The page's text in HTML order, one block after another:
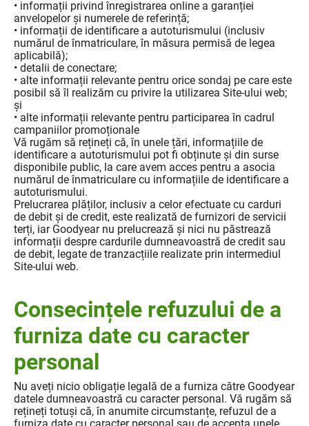
• informații privind înregistrarea online a garanției
anvelopelor și numerele de referință;
• informații de identificare a autoturismului (inclusiv
numărul de înmatriculare, în măsura permisă de legea
aplicabilă);
• detalii de conectare;
• alte informații relevante pentru orice sondaj pe care este
posibil să îl realizăm cu privire la utilizarea Site-ului web;
și
• alte informații relevante pentru participarea în cadrul
campaniilor promoționale
Vă rugăm să rețineți că, în unele țări, informațiile de
identificare a autoturismului pot fi obținute și din surse
disponibile public, la care avem acces pentru a asocia
numărul de înmatriculare cu informațiile de identificare a
autoturismului.
Prelucrarea plăților, inclusiv a celor efectuate cu carduri
de debit și de credit, este realizată de furnizori de servicii
terți, iar Goodyear nu prelucrează și nici nu păstrează
informații despre cardurile dumneavoastră de credit sau
de debit, legate de tranzacțiile realizate prin intermediul
Site-ului web.
Consecințele refuzului de a
furniza date cu caracter
personal
Nu aveți nicio obligație legală de a furniza către Goodyear
datele dumneavoastră cu caracter personal. Vă rugăm să
rețineți totuși că, în anumite circumstanțe, refuzul de a